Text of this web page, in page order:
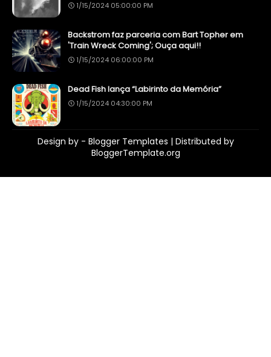
1/15/2024 05:00:00 PM
Backstrom faz parceria com Bart Topher em
'Train Wreck Coming'; Ouça aqui!!
1/15/2024 06:00:00 PM
Dead Fish lança “Labirinto da Memória”
1/15/2024 04:30:00 PM
Design by - Blogger Templates | Distributed by
BloggerTemplate.org